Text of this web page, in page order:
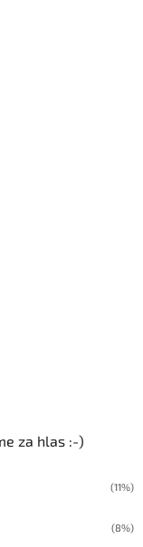
za hlas :-)
(11%)
(8%)